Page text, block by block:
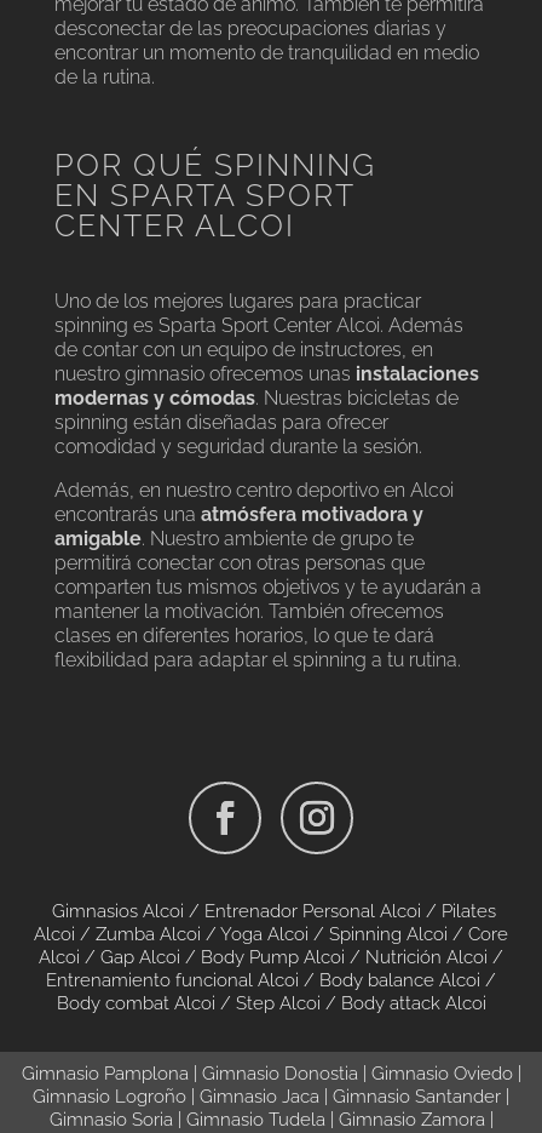
mejorar tu estado de ánimo. También te permitirá
desconectar de las preocupaciones diarias y
encontrar un momento de tranquilidad en medio
de la rutina.
POR QUÉ SPINNING
EN SPARTA SPORT
CENTER ALCOI
Uno de los mejores lugares para practicar
spinning es Sparta Sport Center Alcoi. Además
de contar con un equipo de instructores, en
nuestro gimnasio ofrecemos unas instalaciones
modernas y cómodas. Nuestras bicicletas de
spinning están diseñadas para ofrecer
comodidad y seguridad durante la sesión.
Además, en nuestro centro deportivo en Alcoi
encontrarás una atmósfera motivadora y
amigable. Nuestro ambiente de grupo te
permitirá conectar con otras personas que
comparten tus mismos objetivos y te ayudarán a
mantener la motivación. También ofrecemos
clases en diferentes horarios, lo que te dará
flexibilidad para adaptar el spinning a tu rutina.
Gimnasios Alcoi / Entrenador Personal Alcoi / Pilates
Alcoi / Zumba Alcoi / Yoga Alcoi / Spinning Alcoi / Core
Alcoi / Gap Alcoi / Body Pump Alcoi / Nutrición Alcoi /
Entrenamiento funcional Alcoi / Body balance Alcoi /
Body combat Alcoi / Step Alcoi / Body attack Alcoi
Gimnasio Pamplona| Gimnasio Donostia| Gimnasio Oviedo|
Gimnasio Logroño
Gimnasio Jaca Gimnasio Santander
Gimnasio Soria| Gimnasio Tudela| Gimnasio Zamora|